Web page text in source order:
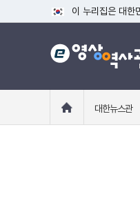
이 누리집은 대한
공식 누리집 주소
go.kr 주소를 사
로
대한뉴스관